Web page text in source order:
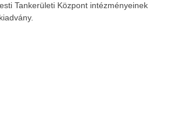
Tankerületi Központ intézményeinek